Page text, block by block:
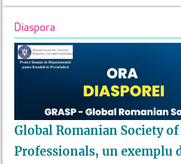
Diaspora
Global Romanian Society
Professionals, un exemplu